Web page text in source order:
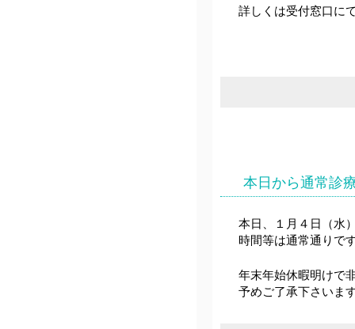
詳しくは受付窓口に
本日から通常診
本日、１月４日（水
時間等は通常通りで
年末年始休暇明けで
予めご了承下さいま